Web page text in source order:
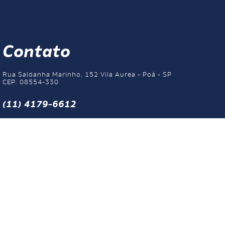
Contato
Rua Saldanha Marinho, 152 Vila Aurea - Poá - SP
CEP. 08554-330
(11) 4179-6612